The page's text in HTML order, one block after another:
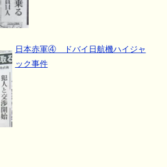
日本赤軍④ ドバイ日航機ハイジャ
ック事件